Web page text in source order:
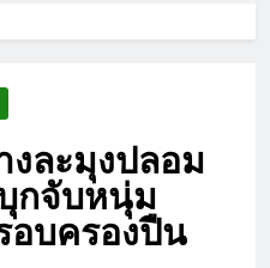
งละมุงปลอม
บุกจับหนุ่ม
บครองปืน